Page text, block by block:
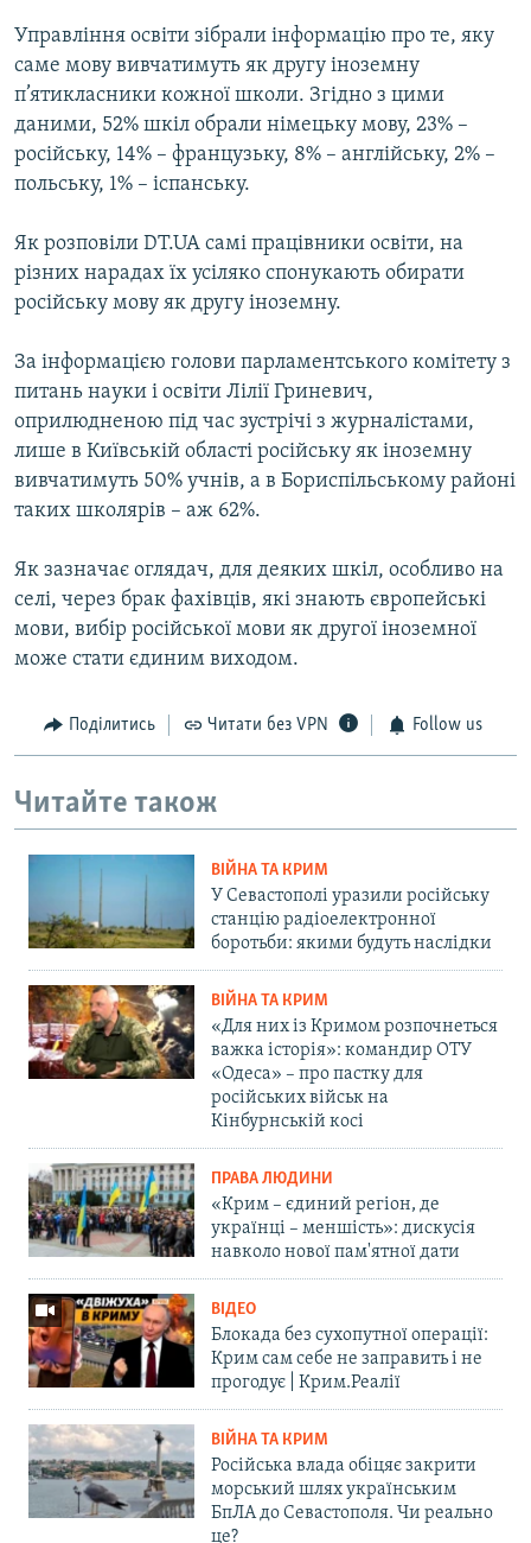
Управління освіти зібрали інформацію про те, яку
саме мову вивчатимуть як другу іноземну
п’ятикласники кожної школи. Згідно з цими
даними, 52% шкіл обрали німецьку мову, 23% –
російську, 14% – французьку, 8% – англійську, 2% –
польську, 1% – іспанську.
Як розповіли DT.UA самі працівники освіти, на
різних нарадах їх усіляко спонукають обирати
російську мову як другу іноземну.
За інформацією голови парламентського комітету з
питань науки і освіти Лілії Гриневич,
оприлюдненою під час зустрічі з журналістами,
лише в Київській області російську як іноземну
вивчатимуть 50% учнів, а в Бориспільському районі
таких школярів – аж 62%.
Як зазначає оглядач, для деяких шкіл, особливо на
селі, через брак фахівців, які знають європейські
мови, вибір російської мови як другої іноземної
може стати єдиним виходом.
Поділитись Читати без VPN Follow us
Читайте також
ВІЙНА ТА КРИМ
У Севастополі уразили російську
станцію радіоелектронної
боротьби: якими будуть наслідки
ВІЙНА ТА КРИМ
«Для них із Кримом розпочнеться
важка історія»: командир ОТУ
«Одеса» – про пастку для
російських військ на
Кінбурнській косі
ПРАВА ЛЮДИНИ
«Крим – єдиний регіон, де
українці – меншість»: дискусія
навколо нової пам'ятної дати
ВІДЕО
Блокада без сухопутної операції:
Крим сам себе не заправить і не
прогодує | Крим.Реалії
ВІЙНА ТА КРИМ
Російська влада обіцяє закрити
морський шлях українським
БпЛА до Севастополя. Чи реально
це?